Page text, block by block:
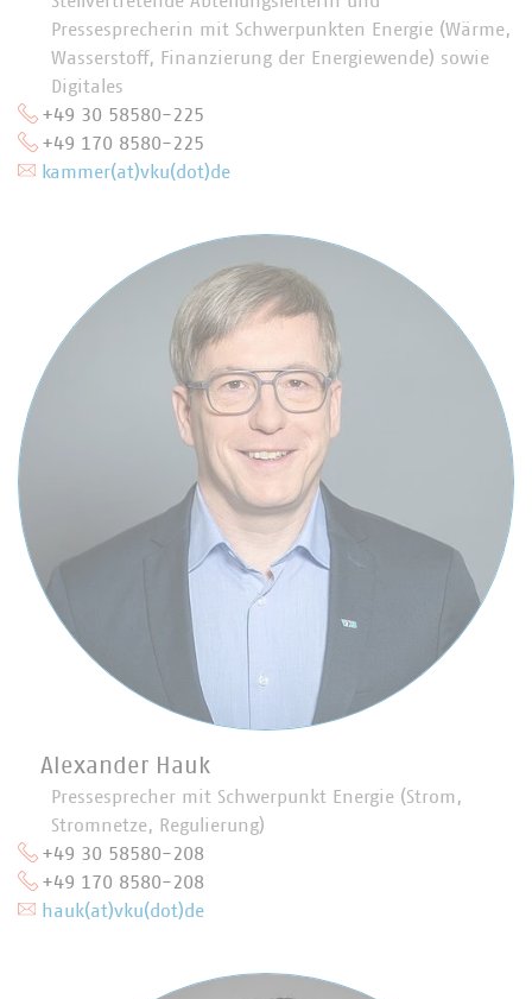
Pressesprecherin mit Schwerpunkten Energie (Wärme,
Wasserstoff, Finanzierung der Energiewende) sowie
Digitales
+49 30 58580-225
+49 170 8580-225
kammer(at)vku(dot)de
Alexander Hauk
Pressesprecher mit Schwerpunkt Energie (Strom,
Stromnetze, Regulierung)
+49 30 58580-208
+49 170 8580-208
hauk(at)vku(dot)de